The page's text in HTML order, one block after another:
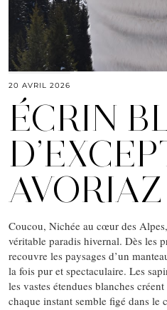
20 AVRIL 2026
ÉCRIN
Coucou, Nichée au cœur des
véritable paradis hivernal. Dès les
recouvre les paysages d’un
la fois pur et spectaculaire. Les
les vastes étendues blanches
chaque instant semble figé dans le